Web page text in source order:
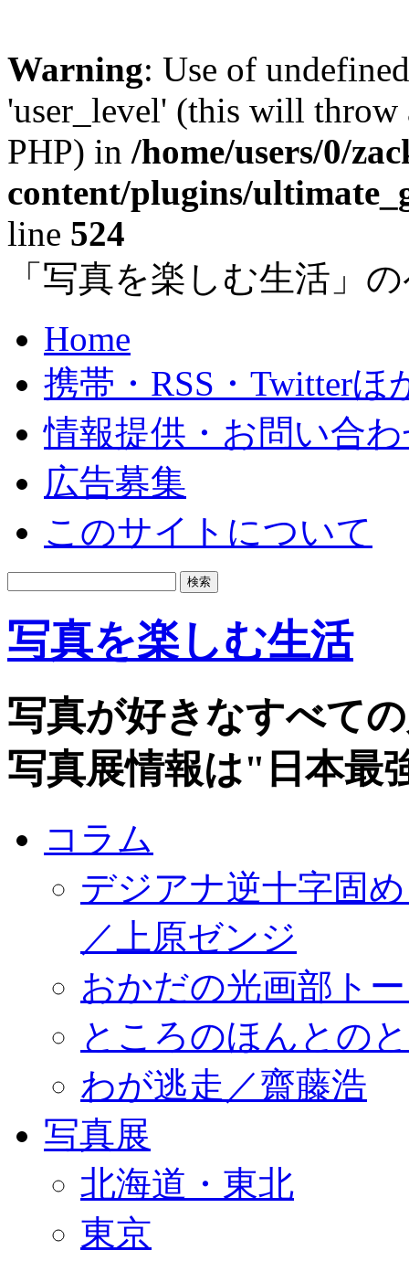
Warning: Use of
'user_level' (this will
PHP) in /home/users/0/
content/plugins/
line 524
「写真を楽しむ生活」
Home
携帯・RSS・Twitterほ
情報提供・お問い合
広告募集
このサイトについて
写真を楽しむ生活
写真が好きなすべて
写真展情報は"日本最
コラム
デジアナ逆十字固
／上原ゼンジ
おかだの光画部ト
ところのほんとの
わが逃走／齋藤浩
写真展
北海道・東北
東京